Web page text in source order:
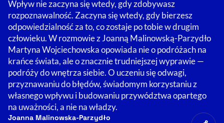
Deklaracja dostępności , otwiera się w nowym oknie
Zgłoś problem
, otwiera się w
Wpływ nie zaczyna się wtedy, gdy zdobywasz
rozpoznawalność. Zaczyna się wtedy, gdy bierzesz
odpowiedzialność za to, co zostaje po tobie w drugim
człowieku. W rozmowie z Joanną Malinowską-Parzydło
Martyna Wojciechowska opowiada nie o podróżach na
krańce świata, ale o znacznie trudniejszej wyprawie —
podróży do wnętrza siebie. O uczeniu się odwagi,
przyznawaniu do błędów, świadomym korzystaniu z
własnego wpływu i budowaniu przywództwa opartego
na uważności, a nie na władzy.
Joanna Malinowska-Parzydło